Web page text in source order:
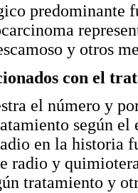
predominante
y otros
con el
el número y
según
en la historia
radio y
tratamiento y